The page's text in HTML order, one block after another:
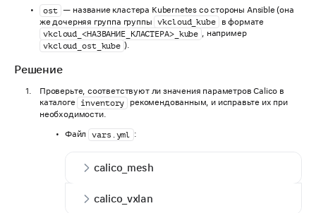
ost — название кластера Kubernetes со стороны Ansible (она
же дочерняя группа группы vkcloud_kube
в формате
vkcloud_<НАЗВАНИЕ_КЛАСТЕРА>_kube , например
vkcloud_ost_kube ).
Решение
Проверьте, соответствуют ли значения параметров Calico в
каталоге inventory
рекомендованным, и исправьте их при
необходимости.
Файл
vars.yml :
calico_mesh
calico_vxlan